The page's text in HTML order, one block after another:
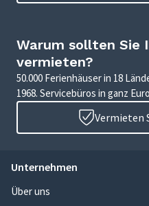
Warum sollten Sie
vermieten?
50.000 Ferienhäuser in 18
1968. Servicebüros in ganz
Vermieten
Unternehmen
Über uns